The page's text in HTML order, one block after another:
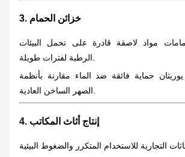
3. خزائن الحمام
مواد لاصقة قادرة على تحمل البيئات
يوريثان حماية فائقة ضد الماء مقارنة بأنظمة
4. إنتاج أثاث المكاتب